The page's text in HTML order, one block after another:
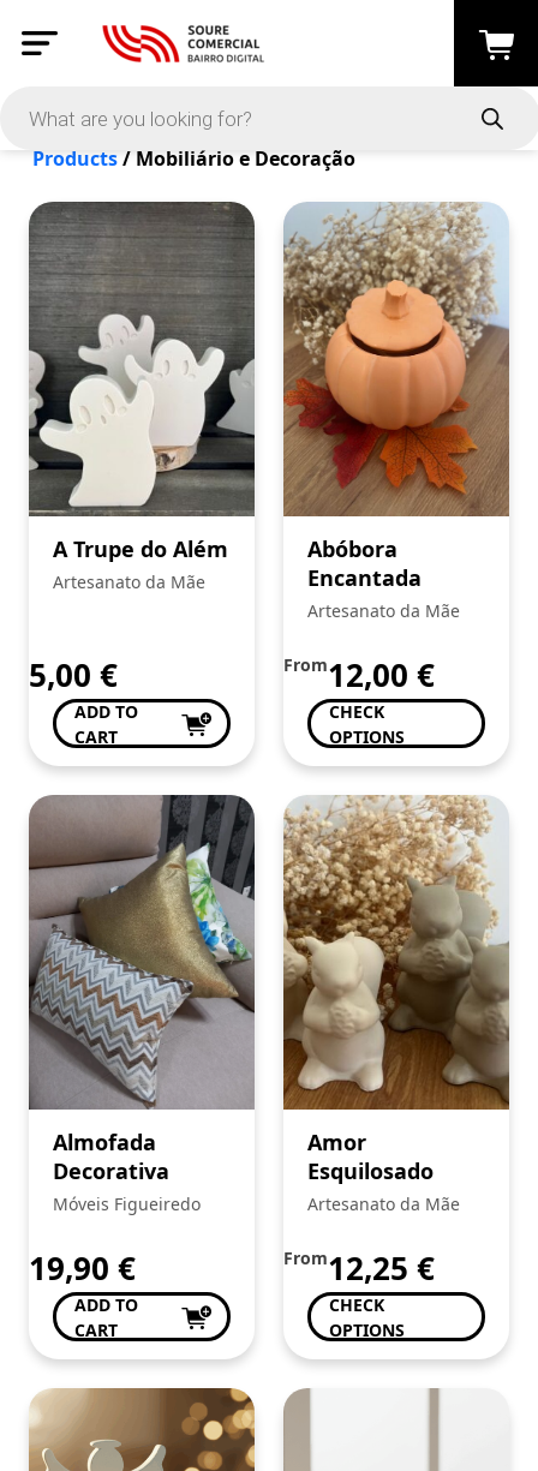
Products/ Mobiliário e Decoração
A Trupe do Além
Artesanato da Mãe
5,00 €
ADD TO
CART
Abóbora
Encantada
Artesanato da Mãe
From12,00 €
CHECK
OPTIONS
Almofada
Decorativa
Móveis Figueiredo
19,90 €
ADD TO
CART
Amor
Esquilosado
Artesanato da Mãe
From12,25 €
CHECK
OPTIONS